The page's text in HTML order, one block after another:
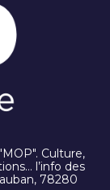
Culture,
l’info des
78280